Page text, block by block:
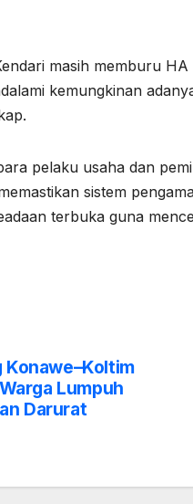
masih memburu
kemungkinan
pelaku usaha dan
sistem
terbuka guna
Lumpuh
Darurat